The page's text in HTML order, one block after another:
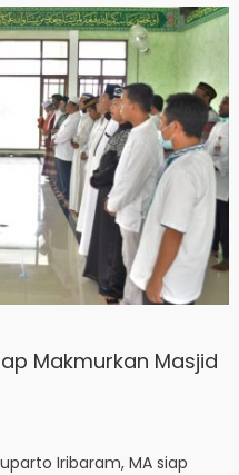
Makmurkan Masjid
Iribaram, MA siap